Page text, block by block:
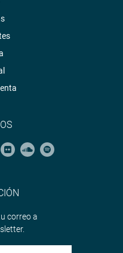
en twitter son 81, 858
detalló el jefe de
en nuestra página web
correo a